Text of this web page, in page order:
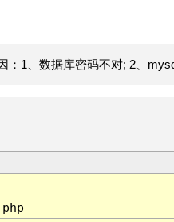
1、数据库密码不对; 2、